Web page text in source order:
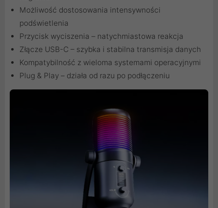
Możliwość dostosowania intensywności
podświetlenia
Przycisk wyciszenia – natychmiastowa reakcja
Złącze USB-C – szybka i stabilna transmisja danych
Kompatybilność z wieloma systemami operacyjnymi
Plug & Play – działa od razu po podłączeniu